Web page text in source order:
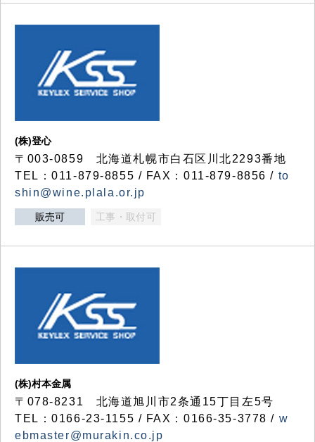
(株)登心
〒003-0859 北海道札幌市白石区川北2293番地
TEL：011-879-8855 / FAX：011-879-8856 / to
shin@wine.plala.or.jp
販売可 工事・取付可
(株)村本金属
〒078-8231 北海道旭川市2条通15丁目左5号
TEL：0166-23-1155 / FAX：0166-35-3778 / w
ebmaster@murakin.co.jp